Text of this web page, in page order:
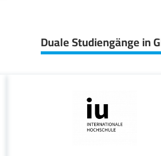
Duale Studiengänge in